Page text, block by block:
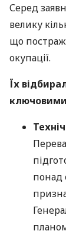
Серед
велику
що
окупації.
Їх
понад